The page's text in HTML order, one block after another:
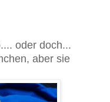
oder doch...
aber sie